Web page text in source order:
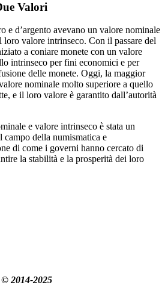
Valori
e d’argento avevano un valore nominale
valore intrinseco. Con il passare del
a coniare monete con un valore
intrinseco per fini economici e per
delle monete. Oggi, la maggior
nominale molto superiore a quello
e il loro valore è garantito dall’autorità
e valore intrinseco è stata un
della numismatica e
di come i governi hanno cercato di
la stabilità e la prosperità dei loro
2014-2025